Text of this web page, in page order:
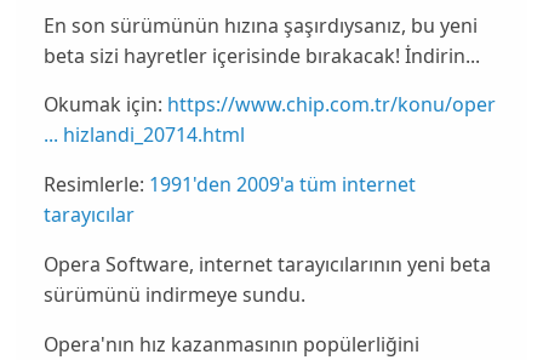
En son sürümünün hızına şaşırdıysanız, bu yeni
beta sizi hayretler içerisinde bırakacak! İndirin...
Okumak için: https://www.chip.com.tr/konu/oper
... hizlandi_20714.html
Resimlerle: 1991'den 2009'a tüm internet
tarayıcılar
Opera Software, internet tarayıcılarının yeni beta
sürümünü indirmeye sundu.
Opera'nın hız kazanmasının popülerliğini